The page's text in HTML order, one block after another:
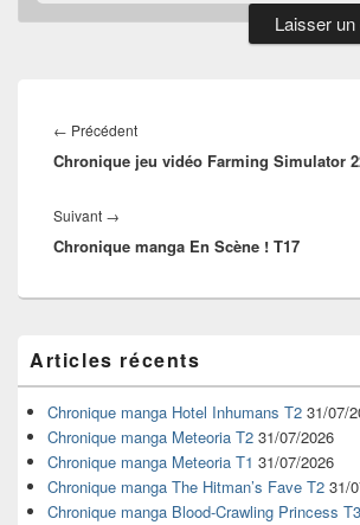
de
l’article
← PrécédentArticle
précédent :
Chronique jeu vidéo Farming Simulator
Suivant →
suivant :
Chronique manga En Scène ! T17
principale
de
widget
pour
barre
latérale
Articles récents
Chronique manga Hotel Inhumans T2 31/07/
Chronique manga Meteoria T2 31/07/2026
Chronique manga Meteoria T1 31/07/2026
Chronique manga The Hitman’s Fave T2 31/
Chronique manga Blood-Crawling Princess T3